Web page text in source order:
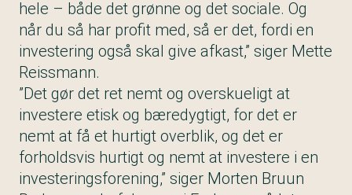
hele – både det grønne og det sociale. Og
når du så har profit med, så er det, fordi en
investering også skal give afkast,” siger Mette
Reissmann.
”Det gør det ret nemt og overskueligt at
investere etisk og bæredygtigt, for det er
nemt at få et hurtigt overblik, og det er
forholdsvis hurtigt og nemt at investere i en
investeringsforening,” siger Morten Bruun